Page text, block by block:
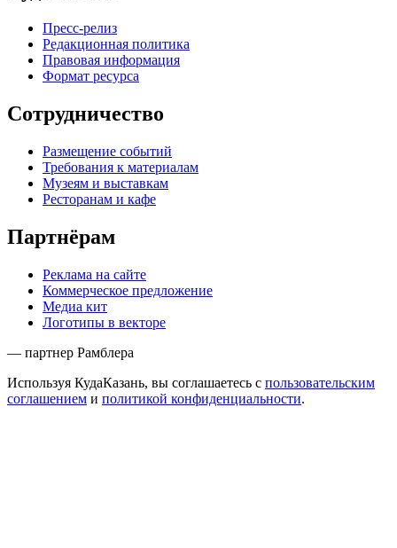
Пресс-релиз
Редакционная политика
Правовая информация
Формат ресурса
Сотрудничество
Размещение событий
Требования к материалам
Музеям и выставкам
Ресторанам и кафе
Партнёрам
Реклама на сайте
Коммерческое предложение
Медиа кит
Логотипы в векторе
— партнер Рамблера
Используя КудаКазань, вы соглашаетесь с пользовательским
соглашением и политикой конфиденциальности.